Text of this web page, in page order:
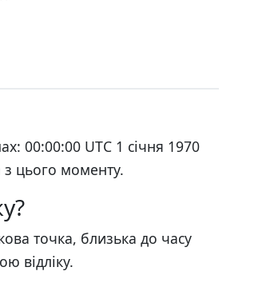
00:00:00 UTC 1 січня 1970
з цього моменту.
точка, близька до часу
відліку.